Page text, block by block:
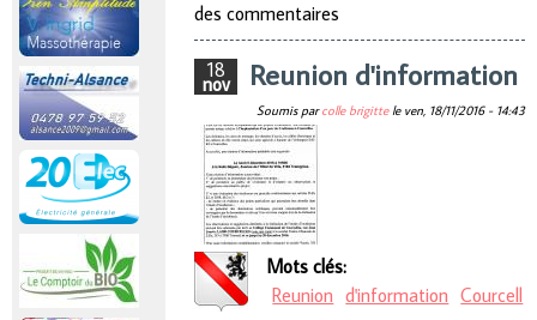
Gosselies
des commentaires
18
nov Reunion d'information
Soumis parcolle brigittele ven, 18/11/2016 - 14:43
Mots clés:
Reunion d'information Courcell